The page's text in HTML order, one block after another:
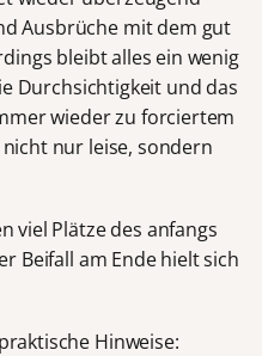
Ausbrüche mit dem gut
bleibt alles ein wenig
Durchsichtigkeit und das
wieder zu forciertem
nur leise, sondern
viel Plätze des anfangs
Beifall am Ende hielt sich
Hinweise: